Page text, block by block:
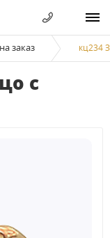
заказ кц234
с